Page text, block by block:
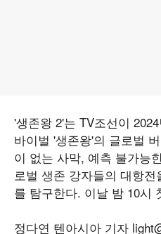
'생존왕 2'는 TV조선이
바이벌 '생존왕'의 글로벌
이 없는 사막, 예측 불가능
로벌 생존 강자들의 대항
를 탐구한다. 이날 밤 10시
정다연 텐아시아 기자